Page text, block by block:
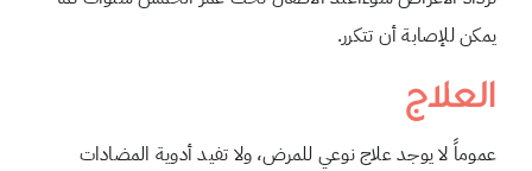
يمكن للإصابة أن تتكرر.
العلاج
عموماً لا يوجد علاج نوعي للمرض، ولا تفيد أدوية المضادات